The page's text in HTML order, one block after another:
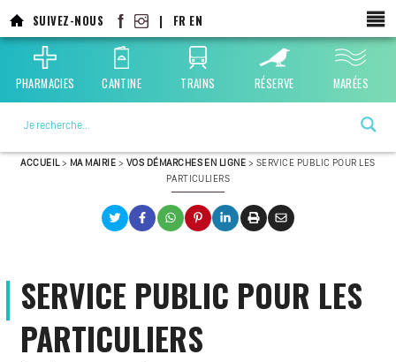
SUIVEZ-NOUS | FR EN
PHARMACIES CANTINE TRAINS RÉSERVE MARÉES
ACCUEIL> MA MAIRIE > VOS DÉMARCHES EN LIGNE > SERVICE PUBLIC POUR LES
PARTICULIERS
SERVICE PUBLIC POUR LES
PARTICULIERS